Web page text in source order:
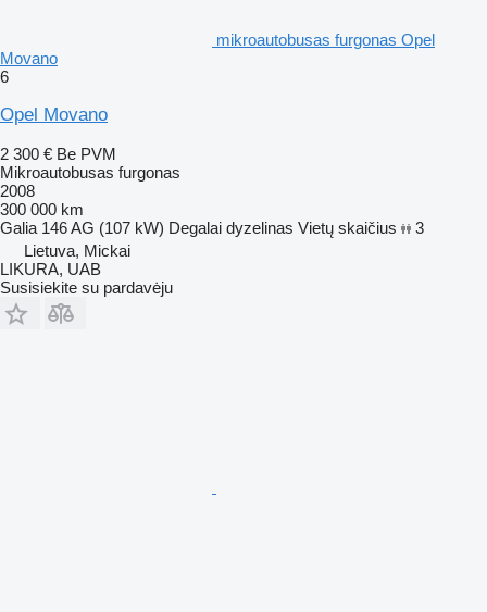
mikroautobusas furgonas Opel
Movano
6
Opel Movano
2 300 € Be PVM
Mikroautobusas furgonas
2008
300 000 km
Galia 146 AG (107 kW) Degalai dyzelinas Vietų skaičius
3
Lietuva, Mickai
LIKURA, UAB
Susisiekite su pardavėju